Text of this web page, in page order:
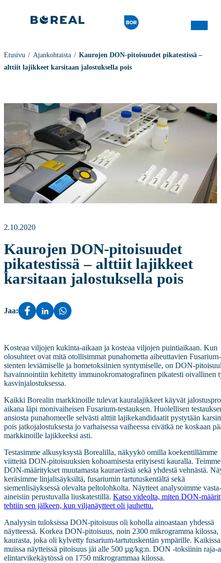
Etusivu Ajankohtaista
Kaurojen DON-pitoisuudet pikatestissä –
alttiit lajikkeet karsitaan jalostuksella pois
2.10.2020
Kaurojen DON-pitoisuudet
pikatestissä – alttiit lajikkeet
karsitaan jalostuksella pois
Jaa:
Kosteaa viljojen kukinta-aikaan ja kosteaa viljojen puintiaikaan. Kun
olosuhteet ovat mitä otollisimmat punahometta aiheuttavien Fusarium-
sienten leviämiselle ja hometoksiinien syntymiselle, on DON-
havainnointiin kehitetty immunokromatografinen pikatesti oivallinen
kasvinjalostuksessa.
Kaikki Borealin markkinoille tulevat kauralajikkeet käyvät
aikana läpi monivaiheisen Fusarium-testauksen. Huolellisen
ansiosta punahomeelle selvästi alttiit lajikekandidaatit pystytään
pois jatkojalostuksesta jo varhaisessa vaiheessa eivätkä ne koskaan
markkinoille lajikkeeksi asti.
Testasimme alkusyksystä Borealilla, näkyykö omilla koekentillämme
viitteitä DON-pitoisuuksien kohoamisesta erityisesti kauralla. Teimme
DON-määritykset muutamasta kauraerästä sekä yhdestä vehnästä.
keräsimme linjalisäyksiltä, fusariumin tartutuskentältä sekä
siemenlisäyksessä olevalta peltolohkolta. Näytteet analysoimme vasta-
aineisiin perustuvalla liuskatestillä. Katso videolta, miten DON-
tehtiin sen jälkeen, kun viljanäytteet oli jauhettu.
Analyysin tuloksissa DON-pitoisuus oli koholla ainoastaan yhdessä
näytteessä. Korkea DON-pitoisuus, noin 2300 mikrogramma
kaurasta, joka oli kylvetty fusarium-tartutuskentän ympärille. Kaikissa
muissa näytteissä pitoisuus jäi alle 500 µg/kg:n. DON -toksiinin raja-
elintarvikekäytössä on 1750 mikrogrammaa kilossa.